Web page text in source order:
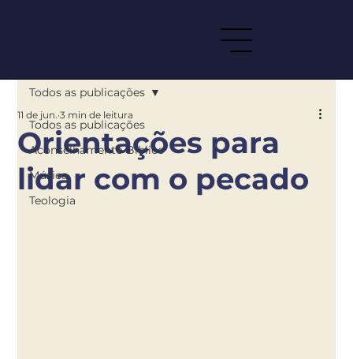
Todos as publicações
Aconselhamento Bíblico
Música
Teologia
Todos as publicações
Orientações para
lidar com o pecado
11 de jun. 3 min de leitura